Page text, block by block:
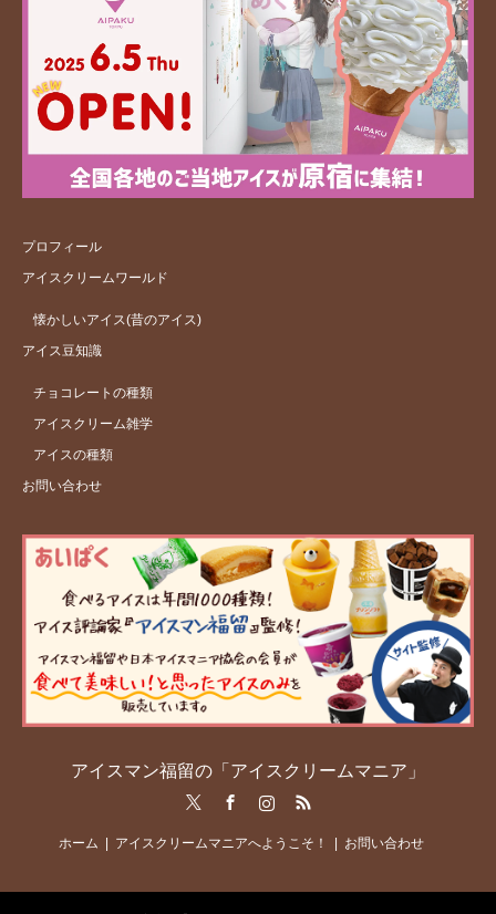
プロフィール
アイスクリームワールド
懐かしいアイス(昔のアイス)
アイス豆知識
チョコレートの種類
アイスクリーム雑学
アイスの種類
お問い合わせ
アイスマン福留の「アイスクリームマニア」
RSS
ホーム アイスクリームマニアへようこそ！ お問い合わせ